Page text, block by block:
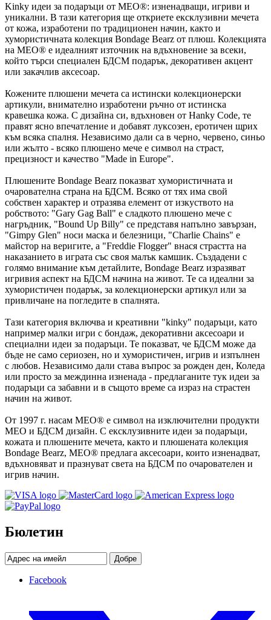
Kinky идеи за подаръци от MEO®: изненадващи, игриви и
уникални. В тази категория ще откриете ексклузивни мечета
от кожа, изработени по традиционен начин, както и
хумористичната колекция Bondage Bearz от плюш. Колекцията
на MEO® е идеалният източник на вдъхновение за всеки,
който търси специален БДСМ подарък, декоративен акцент
или закачлив аксесоар.
Кожените плюшени мечета са истински колекционерски
артикули, внимателно изработени ръчно от истинска
кравешка кожа. С дизайна си, вдъхновен от Hanky Code, те
правят ясно впечатление и добавят луксозен, еротичен щрих
към всяка спалня. Независимо дали са в черно, червено, синьо
или жълто - всяко плюшено мече е символ на страст,
прецизност и качество "Made in Europe".
Плюшените Bondage Bearz показват хумористичната и
очарователна страна на БДСМ. Всяко от тях има свой
собствен характер и отразява елемент от изкуството на
робството: "Gary Gag Ball" е сладкото плюшено мече с
нагръдник, "Bound Up Billy" се представя напълно завързан,
"Gimpy Glen" носи маска и белезници, "Charlie Chains" е
майстор на веригите, а "Freddie Flogger" внася страстта на
наказанието в играта със своя малък камшик. Създадени с
голямо внимание към детайлите, Bondage Bearz изразяват
игривия аспект на БДСМ начина на живот. Те са идеални за
хумористичен подарък, за колекционерски артикул или за
привличане на погледите в спалнята.
Тази категория включва и креативни "kinky" подаръци, като
например малки игри с бондаж, декоративни аксесоари и
специални идеи за подаръци. Те показват, че БДСМ може да
бъде не само сериозен, но и хумористичен, игрив и изпълнен
с любов. Независимо дали става въпрос за рожден ден, Коледа
или просто за междинна изненада - предлаганите тук идеи за
подаръци са забавни и в същото време са израз на страстен
начин на живот.
От 1997 г. насам MEO® е символ на изключителни продукти
MEO и БДСМ дизайн. С ексклузивните идеи за подаръци,
кожата и плюшените мечета, както и плюшената колекция
Bondage Bearz, MEO® предлага аксесоари, които изненадват,
вдъхновяват и празнуват света на БДСМ по очарователен и
игрив начин.
Бюлетин
Добре
Facebook